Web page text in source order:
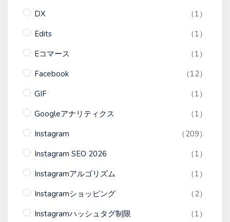
DX
（1）
Edits
（1）
Eコマース
（1）
Facebook
（12）
GIF
（1）
Googleアナリティクス
（1）
Instagram
（209）
Instagram SEO 2026
（1）
Instagramアルゴリズム
（1）
Instagramショッピング
（2）
Instagramハッシュタグ制限
（1）